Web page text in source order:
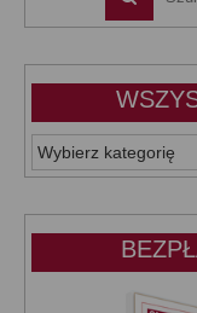
WSZYSTKIE
KATEGORIE: